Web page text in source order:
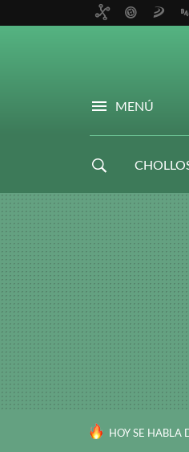
MENÚ
HOY SE HABLA